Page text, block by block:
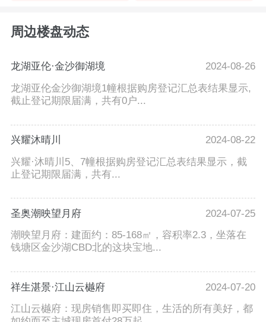
周边楼盘动态
龙湖亚伦·金沙御湖境
2024-08-26
龙湖亚伦金沙御湖境1幢根据购房登记汇总表结果显示,
截止登记期限届满，共有0户...
兴耀沐晴川
2024-08-22
兴耀·沐晴川5、7幢根据购房登记汇总表结果显示，截
止登记期限届满，共有...
圣奥潮映望月府
2024-07-25
潮映望月府：建面约：85-168㎡，容积率2.3，坐落在
钱塘区金沙湖CBD北的这块宝地...
祥生湛景·江山云樾府
2024-07-20
江山云樾府：现房销售即买即住，生活的所有美好，都